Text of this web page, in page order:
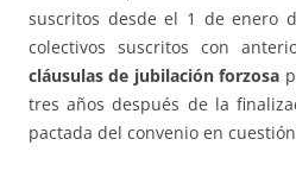
suscritos desde el 1 de enero
colectivos suscritos con
cláusulas de jubilación forzosa
tres años después de la
pactada del convenio en